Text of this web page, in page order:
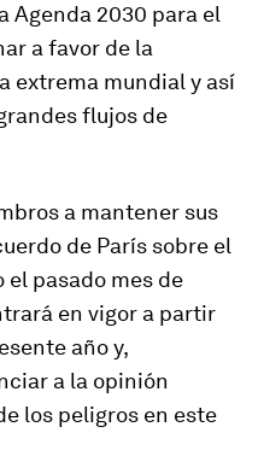
Agenda 2030 para el
a favor de la
extrema mundial y así
flujos de
a mantener sus
de París sobre el
pasado mes de
en vigor a partir
año y,
a la opinión
los peligros en este